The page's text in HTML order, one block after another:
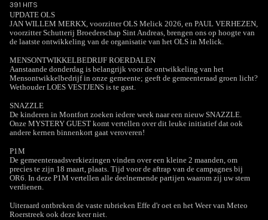
391 HITS
UPDATE OLS
JAN WILLEM MERKX, voorzitter OLS Melick 2026, en PAUL VERHEZEN,
voorzitter Schutterij Broederschap Sint Andreas, brengen ons op hoogte van
de laatste ontwikkeling van de organisatie van het OLS in Melick.
MENSONTWIKKELBEDRIJF ROERDALEN
Aanstaande donderdag is belangrijk voor de ontwikkeling van het
Mensontwikkelbedrijf in onze gemeente; geeft de gemeenteraad groen licht?
Wethouder LOES VESTJENS is te gast.
SNAZZLE
De kinderen in Montfort zoeken iedere week naar een nieuw SNAZZLE.
Onze MYSTERY GUEST komt vertellen over dit leuke initiatief dat ook
andere kernen binnenkort gaat veroveren!
P1M
De gemeenteraadsverkiezingen vinden over een kleine 2 maanden, om
precies te zijn 18 maart, plaats. Tijd voor de aftrap van de campagnes bij
OR6. In deze P1M vertellen alle deelnemende partijen waarom zij uw stem
verdienen.
Uiteraard ontbreken de vaste rubrieken Effe d'r oet en het Weer van Meteo
Roerstreek ook deze keer niet.